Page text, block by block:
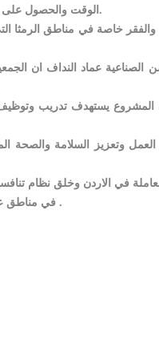
الوقت والحصول على وظيفة تؤمن لصاحبها راتبا وتأمينا صحيا وضمانا اجتماعيا مناسبا.
والفقر خاصة في مناطق الرمثا
عماد النداف ان
وتعزيز السلامة والصحة
في الاردن وخلق نظام
في مناطق عمان الشرقية والزرقاء واربد ومعان والطفيلة والعقبة وعجلون .